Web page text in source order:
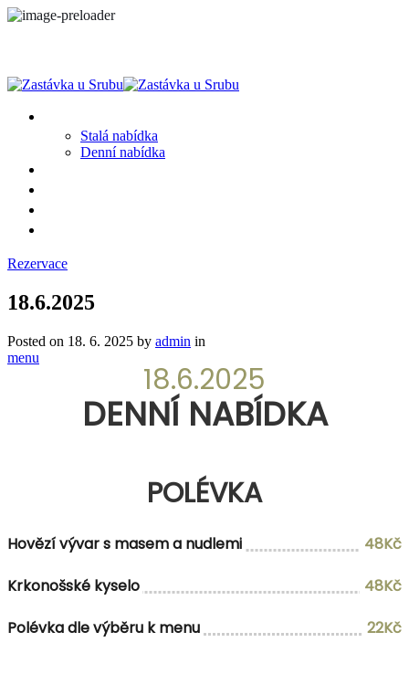
Stalá nabídka
Denní nabídka
Rezervace
18.6.2025
Posted on 18. 6. 2025 by admin in
menu
18.6.2025
DENNÍ NABÍDKA
POLÉVKA
Hovězí vývar s masem a nudlemi
48Kč
Krkonošské kyselo
48Kč
Polévka dle výběru k menu
22Kč